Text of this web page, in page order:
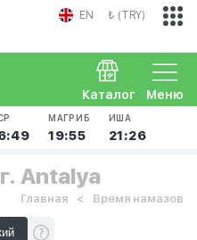
EN ₺ (TRY)
Меню
Каталог
МАГРИБ
19:55
ИША
21:26
Antalya
Главная Время намазов